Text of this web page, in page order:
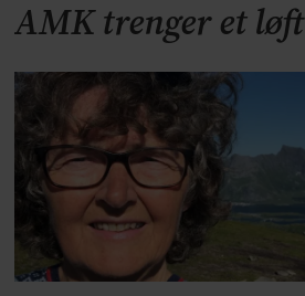
AMK trenger et løft